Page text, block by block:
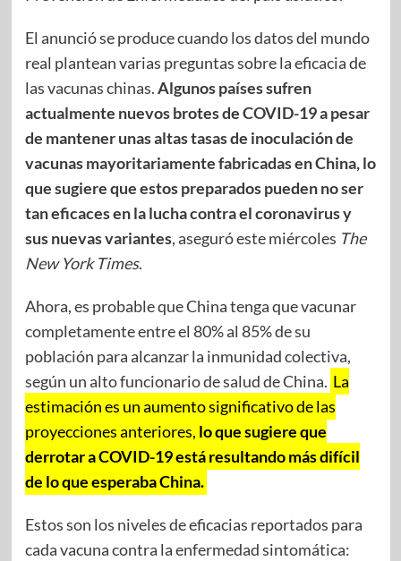
El anunció se produce cuando los datos del mundo
real plantean varias preguntas sobre la eficacia de
las vacunas chinas.Algunos países sufren
actualmente nuevos brotes de COVID-19 a pesar
de mantener unas altas tasas de inoculación de
vacunas mayoritariamente fabricadas en China, lo
que sugiere que estos preparados pueden no ser
tan eficaces en la lucha contra el coronavirus y
sus nuevas variantes, aseguró este miércoles The
New York Times.
Ahora, es probable que China tenga que vacunar
completamente entre el 80% al 85% de su
población para alcanzar la inmunidad colectiva,
según un alto funcionario de salud de China. La
estimación es un aumento significativo de las
proyecciones anteriores, lo que sugiere que
derrotar a COVID-19 está resultando más difícil
de lo que esperaba China.
Estos son los niveles de eficacias reportados para
cada vacuna contra la enfermedad sintomática: